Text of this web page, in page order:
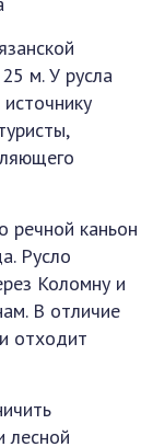
м. У русла
речной каньон
Русло
Коломну и
В отличие
отходит
лесной